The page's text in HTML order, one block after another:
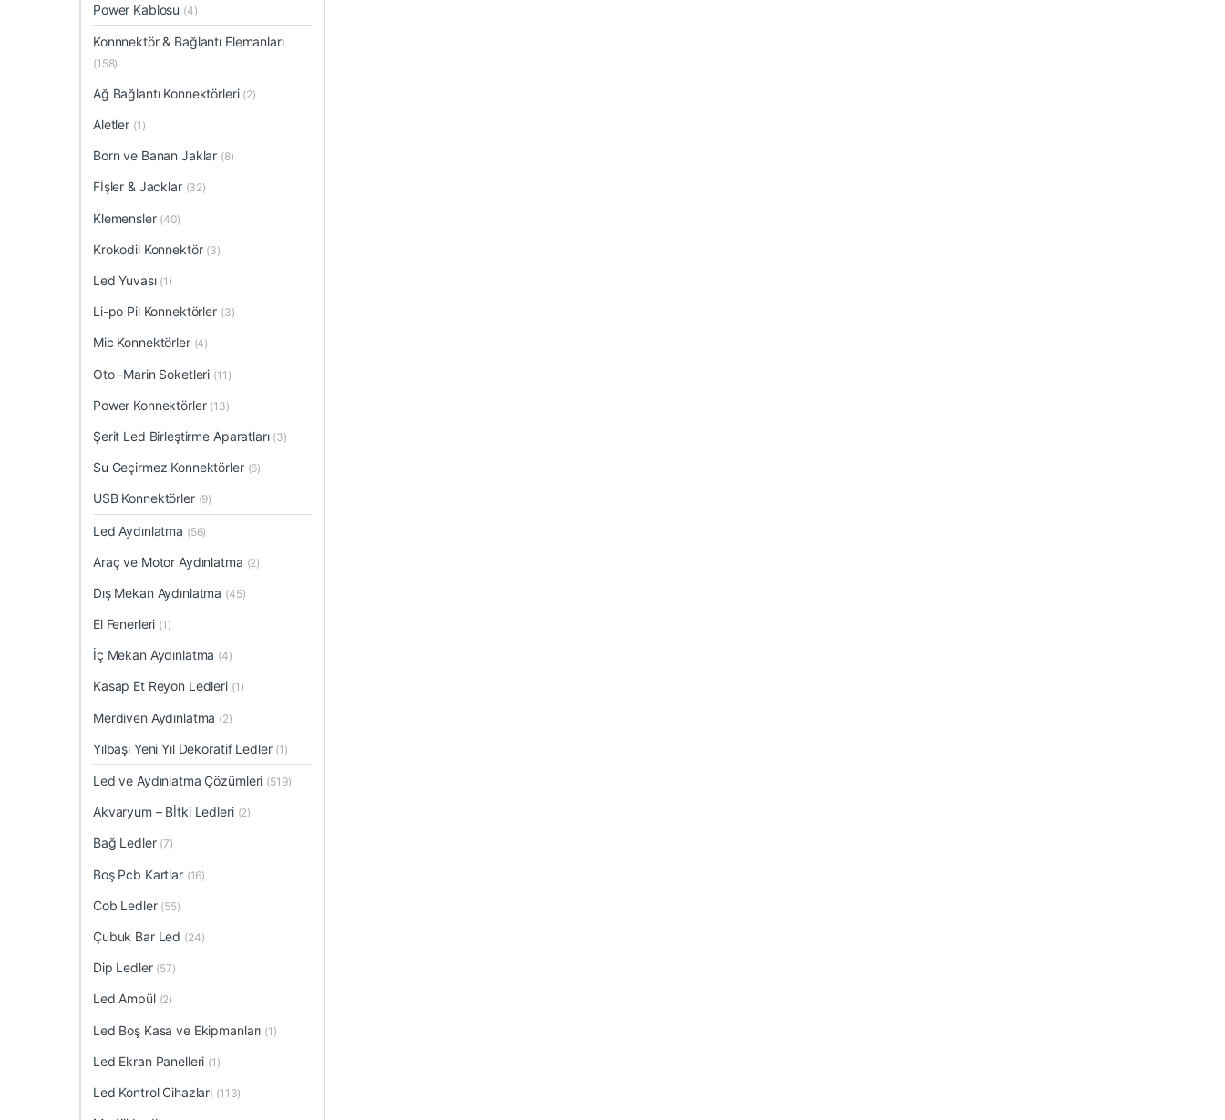
Power Kablosu (4)
Konnnektör & Bağlantı Elemanları
(158)
Ağ Bağlantı Konnektörleri (2)
Aletler (1)
Born ve Banan Jaklar (8)
Fİşler & Jacklar (32)
Klemensler (40)
Krokodil Konnektör (3)
Led Yuvası (1)
Li-po Pil Konnektörler (3)
Mic Konnektörler (4)
Oto -Marin Soketleri (11)
Power Konnektörler (13)
Şerit Led Birleştirme Aparatları (3)
Su Geçirmez Konnektörler (6)
USB Konnektörler (9)
Led Aydınlatma (56)
Araç ve Motor Aydınlatma (2)
Dış Mekan Aydınlatma (45)
El Fenerleri (1)
İç Mekan Aydınlatma (4)
Kasap Et Reyon Ledleri (1)
Merdiven Aydınlatma (2)
Yılbaşı Yeni Yıl Dekoratif Ledler (1)
Led ve Aydınlatma Çözümleri (519)
Akvaryum – Bİtki Ledleri (2)
Bağ Ledler (7)
Boş Pcb Kartlar (16)
Cob Ledler (55)
Çubuk Bar Led (24)
Dip Ledler (57)
Led Ampül (2)
Led Boş Kasa ve Ekipmanları (1)
Led Ekran Panelleri (1)
Led Kontrol Cihazları (113)